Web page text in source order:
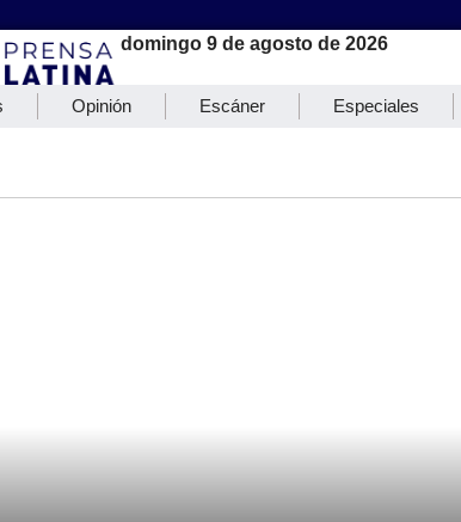
domingo 9 de agosto de 2026
Opinión Escáner Especiales